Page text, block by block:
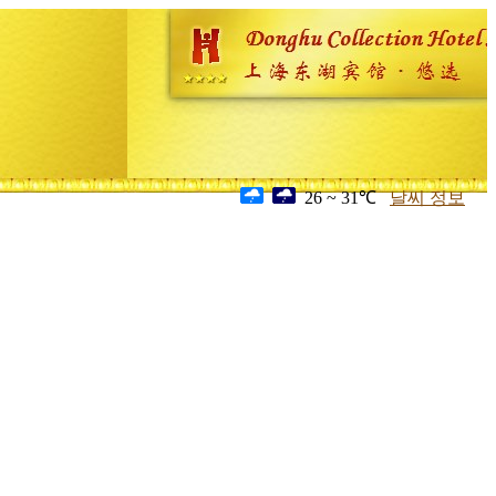
26 ~ 31℃ 날씨 정보